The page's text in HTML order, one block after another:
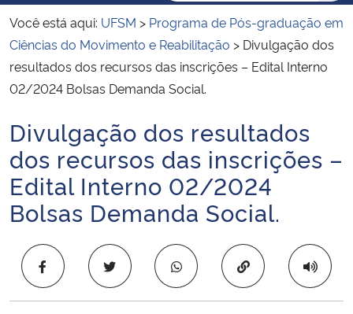
Ministério da Infraestrutura
Ministério da Agricultura, Pecuária e Abastecimento
Ministério da Cidadania
Ministério da Saúde
Ministério da Ciência, Tecnologia, Inovações e Comunicações
Você está aqui: UFSM > Programa de Pós-graduação em
Ciências do Movimento e Reabilitação > Divulgação dos
resultados dos recursos das inscrições – Edital Interno
02/2024 Bolsas Demanda Social.
Início do conteúdo
Divulgação dos resultados
dos recursos das inscrições –
Edital Interno 02/2024
Bolsas Demanda Social.
Copiar para área